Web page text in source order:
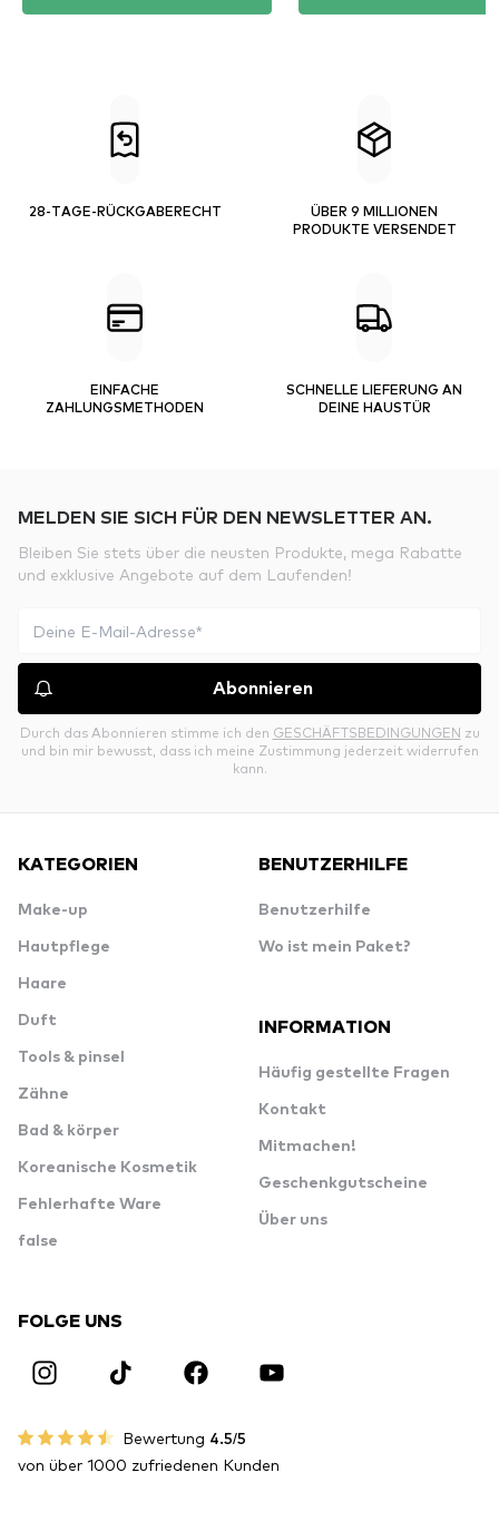
28-TAGE-RÜCKGABERECHT
ÜBER 9 MILLIONEN
PRODUKTE VERSENDET
EINFACHE
ZAHLUNGSMETHODEN
SCHNELLE LIEFERUNG AN
DEINE HAUSTÜR
MELDEN SIE SICH FÜR DEN NEWSLETTER AN.
Bleiben Sie stets über die neusten Produkte, mega Rabatte
und exklusive Angebote auf dem Laufenden!
Abonnieren
Durch das Abonnieren stimme ich den GESCHÄFTSBEDINGUNGEN zu
und bin mir bewusst, dass ich meine Zustimmung jederzeit widerrufen
kann.
KATEGORIEN
Make-up
Hautpflege
Haare
Duft
Tools & pinsel
Zähne
Bad & körper
Koreanische Kosmetik
Fehlerhafte Ware
false
BENUTZERHILFE
Benutzerhilfe
Wo ist mein Paket?
INFORMATION
Häufig gestellte Fragen
Kontakt
Mitmachen!
Geschenkgutscheine
Über uns
FOLGE UNS
Bewertung 4.5/5
von über 1000 zufriedenen Kunden